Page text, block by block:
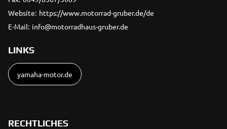
Website: https://www.motorrad-gruber.de/de
E-Mail: info@motorradhaus-gruber.de
LINKS
yamaha-motor.de
RECHTLICHES